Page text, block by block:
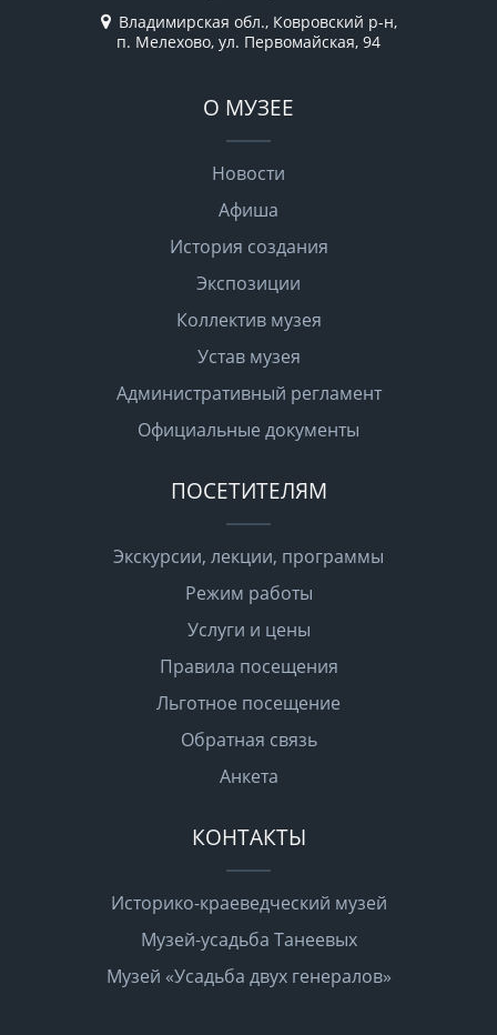
Владимирская обл., Ковровский р-н,
п. Мелехово, ул. Первомайская, 94
О МУЗЕЕ
Новости
Афиша
История создания
Экспозиции
Коллектив музея
Устав музея
Административный регламент
Официальные документы
ПОСЕТИТЕЛЯМ
Экскурсии, лекции, программы
Режим работы
Услуги и цены
Правила посещения
Льготное посещение
Обратная связь
Анкета
КОНТАКТЫ
Историко-краеведческий музей
Музей-усадьба Танеевых
Музей «Усадьба двух генералов»